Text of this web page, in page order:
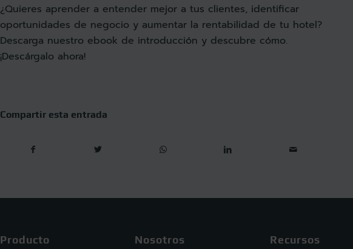
¿Quieres aprender a entender mejor a tus clientes, identificar
oportunidades de negocio y aumentar la rentabilidad de tu hotel?
Descarga nuestro ebook de introducción y descubre cómo.
¡Descárgalo ahora!
Compartir esta entrada
Producto Nosotros Recursos